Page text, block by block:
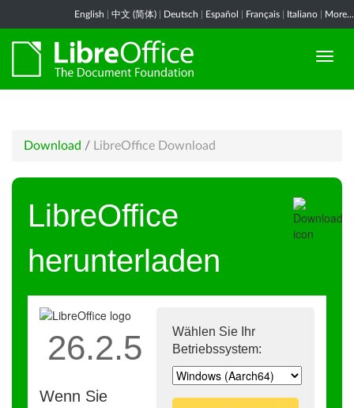
English 中文 (简体) Deutsch Español Français Italiano More...
Download / LibreOffice Download
LibreOffice
herunterladen
Wählen Sie Ihr
Betriebssystem:
26.2.5
Wenn Sie